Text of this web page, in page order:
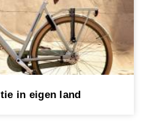
in eigen land